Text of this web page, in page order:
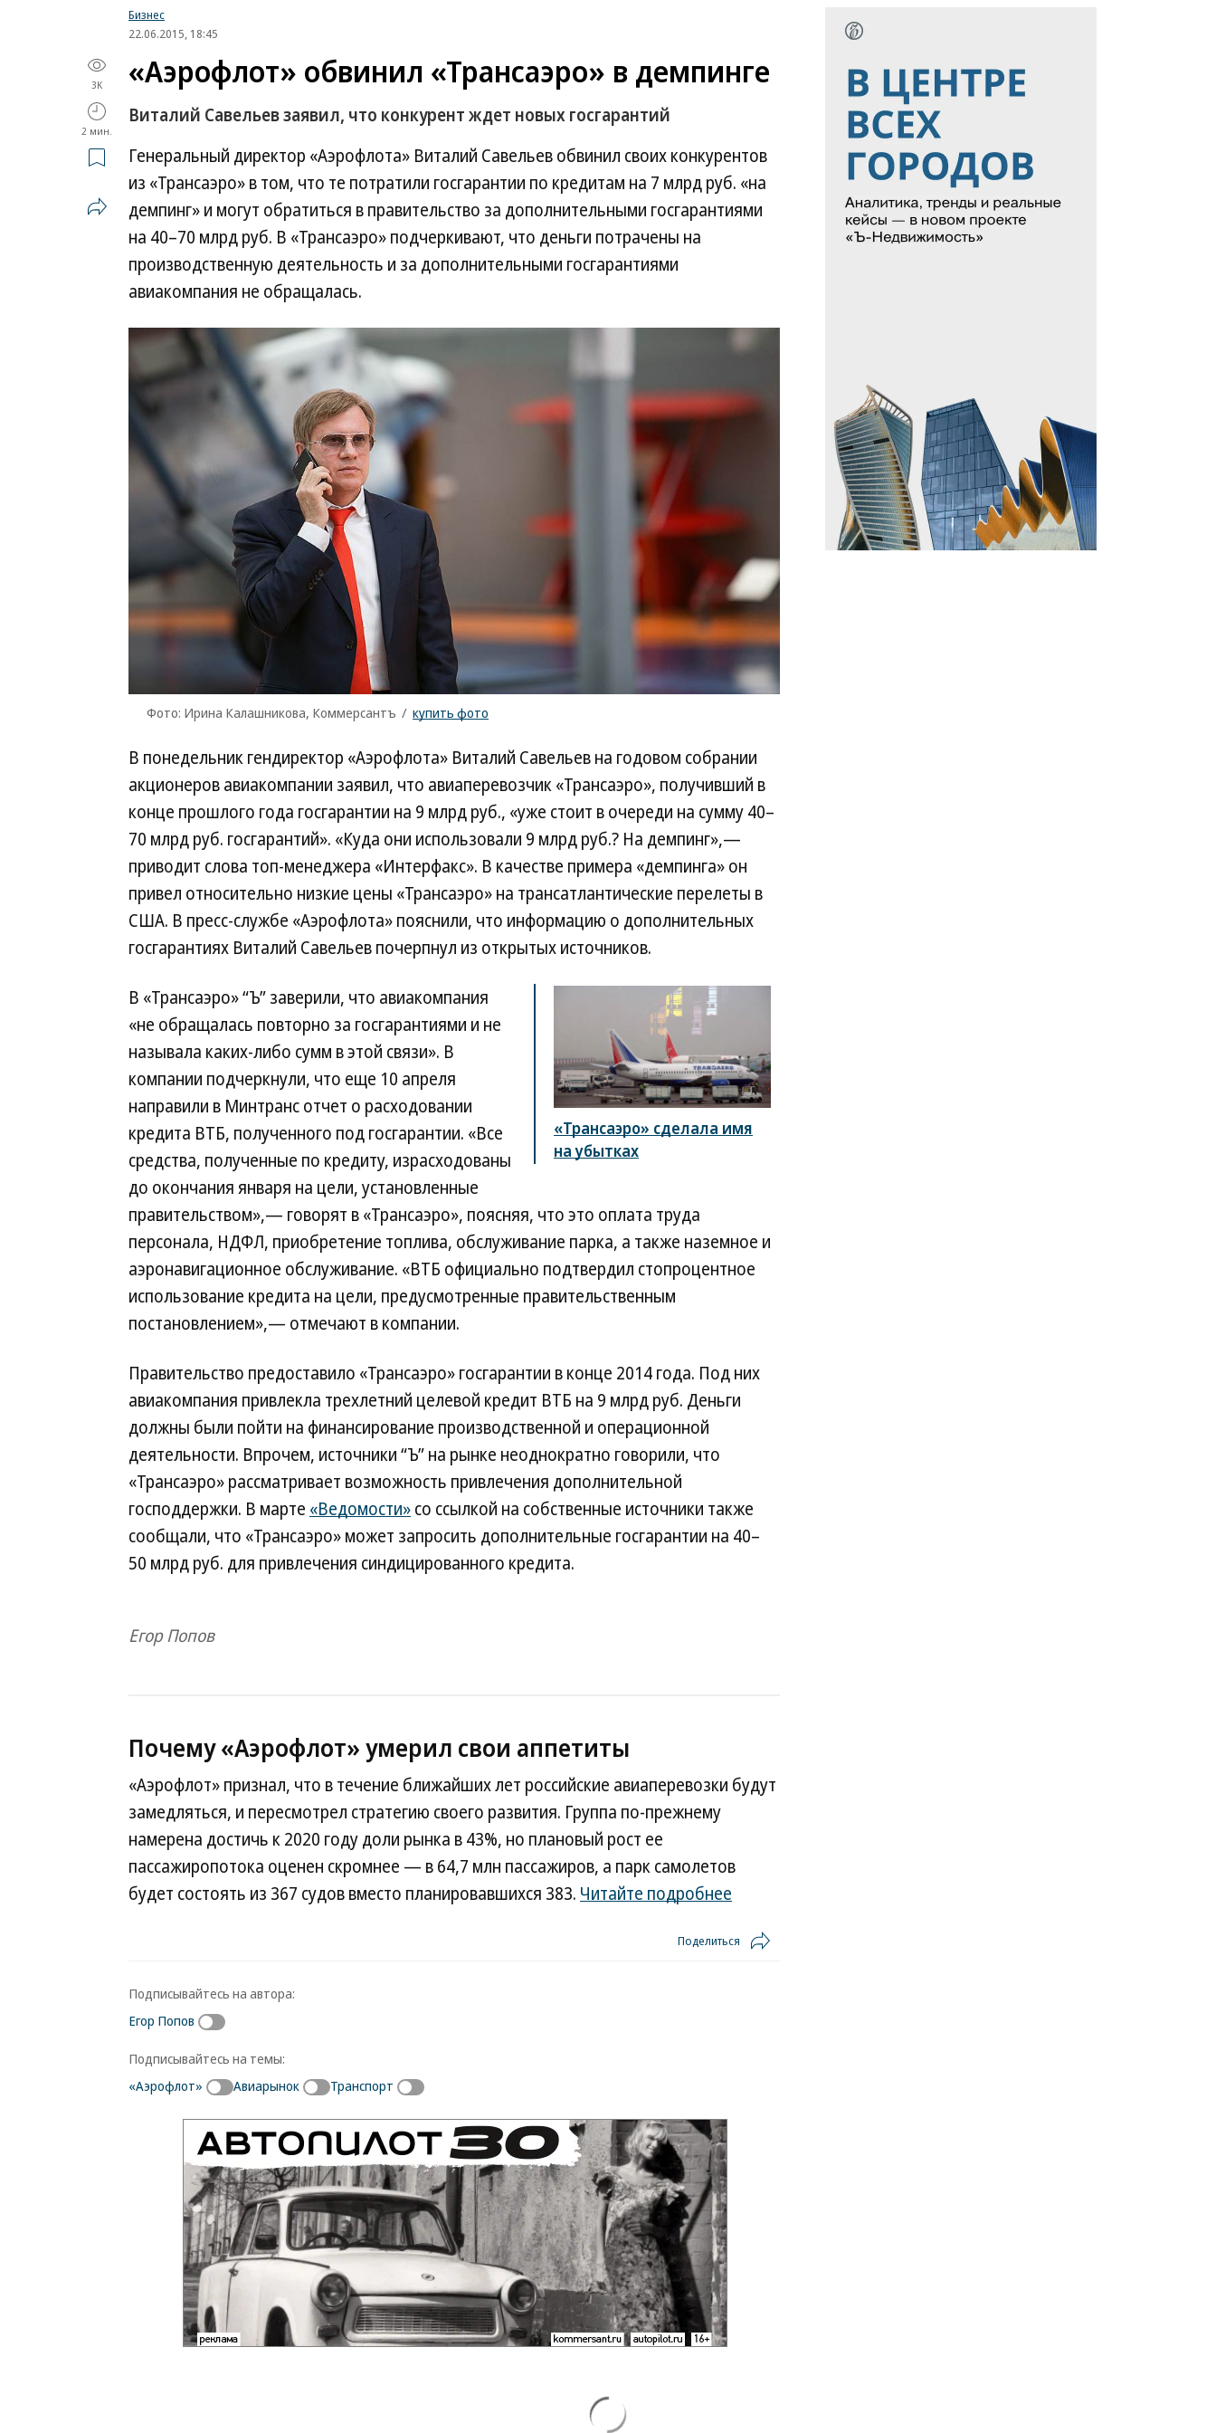
Бизнес
22.06.2015, 18:45
3K
2 мин.
«Аэрофлот» обвинил «Трансаэро» в демпинге
Виталий Савельев заявил, что конкурент ждет новых госгарантий
Генеральный директор «Аэрофлота» Виталий Савельев обвинил своих конкурентов
из «Трансаэро» в том, что те потратили госгарантии по кредитам на 7 млрд руб. «на
демпинг» и могут обратиться в правительство за дополнительными госгарантиями
на 40–70 млрд руб. В «Трансаэро» подчеркивают, что деньги потрачены на
производственную деятельность и за дополнительными госгарантиями
авиакомпания не обращалась.
Фото: Ирина Калашникова, Коммерсантъ / купить фото
В понедельник гендиректор «Аэрофлота» Виталий Савельев на годовом собрании
акционеров авиакомпании заявил, что авиаперевозчик «Трансаэро», получивший в
конце прошлого года госгарантии на 9 млрд руб., «уже стоит в очереди на сумму 40–
70 млрд руб. госгарантий». «Куда они использовали 9 млрд руб.? На демпинг»,—
приводит слова топ-менеджера «Интерфакс». В качестве примера «демпинга» он
привел относительно низкие цены «Трансаэро» на трансатлантические перелеты в
США. В пресс-службе «Аэрофлота» пояснили, что информацию о дополнительных
госгарантиях Виталий Савельев почерпнул из открытых источников.
«Трансаэро» сделала имя
на убытках
В «Трансаэро» “Ъ” заверили, что авиакомпания
«не обращалась повторно за госгарантиями и не
называла каких-либо сумм в этой связи». В
компании подчеркнули, что еще 10 апреля
направили в Минтранс отчет о расходовании
кредита ВТБ, полученного под госгарантии. «Все
средства, полученные по кредиту, израсходованы
до окончания января на цели, установленные
правительством»,— говорят в «Трансаэро», поясняя, что это оплата труда
персонала, НДФЛ, приобретение топлива, обслуживание парка, а также наземное и
аэронавигационное обслуживание. «ВТБ официально подтвердил стопроцентное
использование кредита на цели, предусмотренные правительственным
постановлением»,— отмечают в компании.
Правительство предоставило «Трансаэро» госгарантии в конце 2014 года. Под них
авиакомпания привлекла трехлетний целевой кредит ВТБ на 9 млрд руб. Деньги
должны были пойти на финансирование производственной и операционной
деятельности. Впрочем, источники “Ъ” на рынке неоднократно говорили, что
«Трансаэро» рассматривает возможность привлечения дополнительной
господдержки. В марте «Ведомости»со ссылкой на собственные источники также
сообщали, что «Трансаэро» может запросить дополнительные госгарантии на 40–
50 млрд руб. для привлечения синдицированного кредита.
Егор Попов
Почему «Аэрофлот» умерил свои аппетиты
«Аэрофлот» признал, что в течение ближайших лет российские авиаперевозки будут
замедляться, и пересмотрел стратегию своего развития. Группа по-прежнему
намерена достичь к 2020 году доли рынка в 43%, но плановый рост ее
пассажиропотока оценен скромнее — в 64,7 млн пассажиров, а парк самолетов
будет состоять из 367 судов вместо планировавшихся 383. Читайте подробнее
Поделиться
Подписывайтесь на автора:
Егор Попов
Подписывайтесь на темы:
«Аэрофлот»
Авиарынок Транспорт